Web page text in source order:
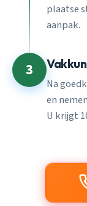
plaatse
aanpak.
3
Na
en
U krijgt